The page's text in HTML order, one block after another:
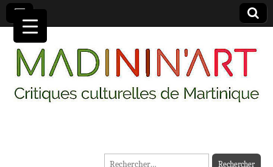
MADININ'ART
Rechercher :